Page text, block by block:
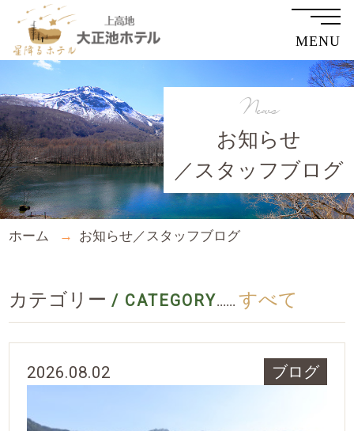
MENU
お知らせ
／スタッフブログ
News
ホーム お知らせ／スタッフブログ
カテゴリー / CATEGORY...... すべて
2026.08.02 ブログ